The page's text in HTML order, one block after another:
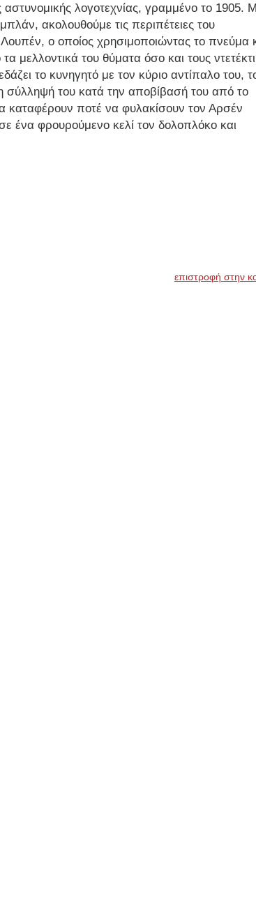
αστυνομικής λογοτεχνίας, γραμμένο το 1905.
ακολουθούμε τις περιπέτειες του
ο οποίος χρησιμοποιώντας το πνεύμα
τα μελλοντικά του θύματα όσο και τους
το κυνηγητό με τον κύριο αντίπαλο του,
σύλληψή του κατά την αποβίβασή του από το
καταφέρουν ποτέ να φυλακίσουν τον Αρσέν
φρουρούμενο κελί τον δολοπλόκο και
επιστροφή στην